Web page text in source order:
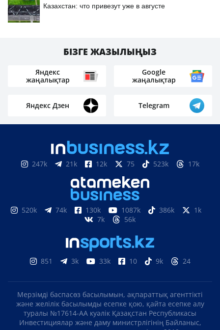
Казахстан: что привезут уже в августе
БІЗГЕ ЖАЗЫЛЫҢЫЗ
Яндекс
жаңалықтар
Google
жаңалықтар
Яндекс Дзен Telegram
247k 21k 12k 75 523k 17k
520k 74k 130k 1087k 386k
1k
7k
56k
851 3k 33k 10 9k 24
Мерзімді баспасөз басылымын, ақпараттық агенттікті
және желілік басылымды есепке қою, қайта есепке алу
туралы №17614-АА куәлік Қазақстан Республикасы
Инвестициялар және даму министрлігінің Байланыс,